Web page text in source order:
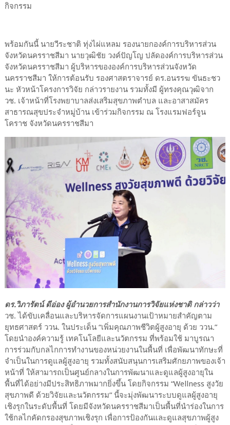
กิจกรรม
พร้อมกันนี้ นายวีระชาติ ทุ่งไผ่แหลม รองนายกองค์การบริหารส่วน
จังหวัดนครราชสีมา นายวุฒิชัย วงค์ปัญโญ ปลัดองค์การบริหารส่วน
จังหวัดนครราชสีมา ผู้บริหารขององค์การบริหารส่วนจังหวัด
นครราชสีมา ให้การต้อนรับ รองศาสตราจารย์ ดร.อนรรฆ ขันธะชว
นะ หัวหน้าโครงการวิจัย กล่าวรายงาน รวมทั้งมี ผู้ทรงคุณวุฒิจาก
วช. เจ้าหน้าที่โรงพยาบาลส่งเสริมสุขภาพตำบล และอาสาสมัคร
สาธารณสุขประจำหมู่บ้าน เข้าร่วมกิจกรรม ณ โรงแรมฟอร์จูน
โคราช จังหวัดนครราชสีมา
ดร.วิภารัตน์ ดีอ่อง ผู้อำนวยการสำนักงานการวิจัยแห่งชาติ กล่าวว่า
วช. ได้ขับเคลื่อนและบริหารจัดการแผนงานเป้าหมายสำคัญตาม
ยุทธศาสตร์ ววน. ในประเด็น “เพิ่มคุณภาพชีวิตผู้สูงอายุ ด้วย ววน.”
โดยนำองค์ความรู้ เทคโนโลยีและนวัตกรรม ที่พร้อมใช้ มาบูรณา
การร่วมกับกลไกการทำงานของหน่วยงานในพื้นที่ เพื่อพัฒนาทักษะที่
จำเป็นในการดูแลผู้สูงอายุ รวมทั้งสนับสนุนการเสริมศักยภาพของเจ้า
หน้าที่ ให้สามารถเป็นศูนย์กลางในการพัฒนาและดูแลผู้สูงอายุใน
พื้นที่ได้อย่างมีประสิทธิภาพมากยิ่งขึ้น โดยกิจกรรม “Wellness สูงวัย
สุขภาพดี ด้วยวิจัยและนวัตกรรม” นี้จะมุ่งพัฒนาระบบดูแลผู้สูงอายุ
เชิงรุกในระดับพื้นที่ โดยมีจังหวัดนครราชสีมาเป็นพื้นที่นำร่องในการ
ใช้กลไกคัดกรองสุขภาพเชิงรุก เพื่อการป้องกันและดูแลสุขภาพผู้สูง